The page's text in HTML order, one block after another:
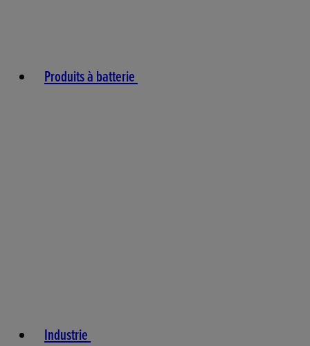
Produits à batterie
Industrie